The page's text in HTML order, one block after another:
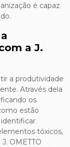
é capaz
a J.
a produtividade
Através dela
os
estão
tóxicos,
OMETTO